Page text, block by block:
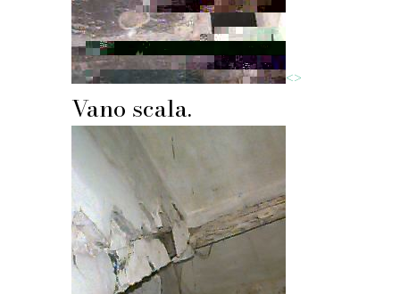
<>
Vano scala.